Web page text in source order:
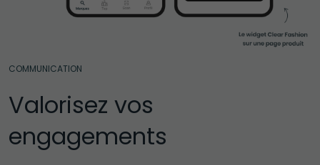
COMMUNICATION
Valorisez vos
engagements